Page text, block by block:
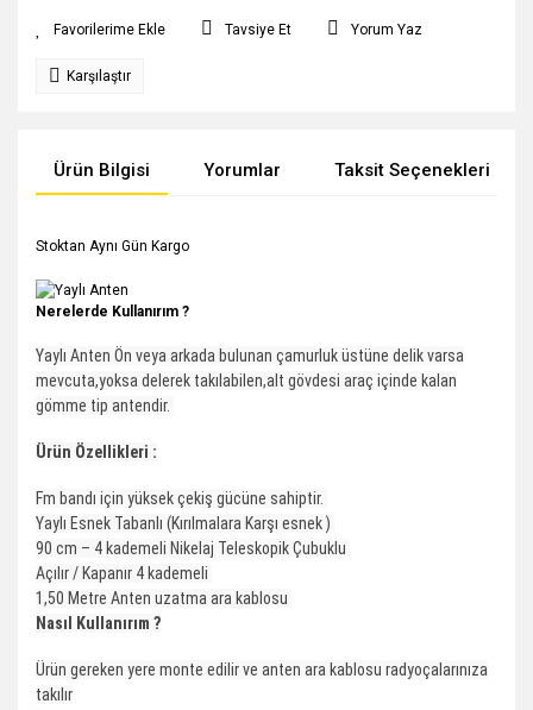
Tavsiye Et Yorum Yaz
Karşılaştır
Ürün Bilgisi Yorumlar Taksit Seçenekleri
Stoktan Aynı Gün Kargo
Nerelerde Kullanırım ?
Yaylı Anten Ön veya arkada bulunan çamurluk üstüne delik varsa
mevcuta,yoksa delerek takılabilen,alt gövdesi araç içinde kalan
gömme tip antendir.
Ürün Özellikleri :
Fm bandı için yüksek çekiş gücüne sahiptir.
Yaylı Esnek Tabanlı (Kırılmalara Karşı esnek )
90 cm – 4 kademeli Nikelaj Teleskopik Çubuklu
Açılır / Kapanır 4 kademeli
1,50 Metre Anten uzatma ara kablosu
Nasıl Kullanırım ?
Ürün gereken yere monte edilir ve anten ara kablosu radyoçalarınıza
takılır